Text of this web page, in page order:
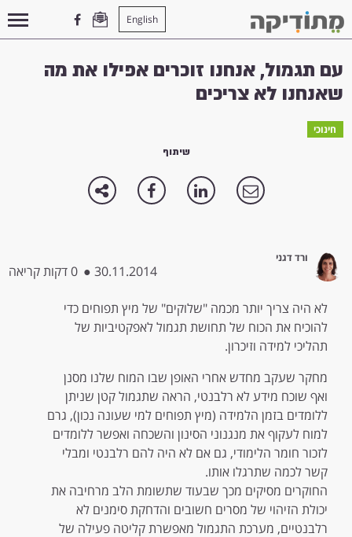
English
עמוד הבית עם תגמול, אנחנו זוכרים אפילו את מה שאנחנו לא צריכים
עם תגמול, אנחנו זוכרים אפילו את מה
שאנחנו לא צריכים
חינוכי
שיתוף
ורד דגני
30.11.2014
● 0 דקות קריאה
לא היה צריך יותר מכמה "שלוקים" של מיץ תפוחים כדי
להוכיח את הכוח של תחושת תגמול לאפקטיביות של
תהליכי למידה וזיכרון.
מחקר שעקב מחדש אחרי האופן שבו המוח שלנו מסנן
ואף שוכח מידע לא רלבנטי, הראה שתגמול קטן שניתן
ללומדים בזמן הלמידה (מיץ תפוחים למי שעונה נכון), גרם
למוח לעקוף את מנגנוני הסינון והשכחה ואפשר ללומדים
לזכור חומר הלימודי, גם אם לא היה להם רלבנטי ומבלי
קשר לכמה שתרגלו אותו.
החוקרים מסיקים מכך שבעוד שתשומת הלב מרחיבה את
יכולת הזיהוי של מסרים חשובים והדחקת סימנים לא
רלבנטיים, מערכת התגמול מאפשרת קליטה פעילה של